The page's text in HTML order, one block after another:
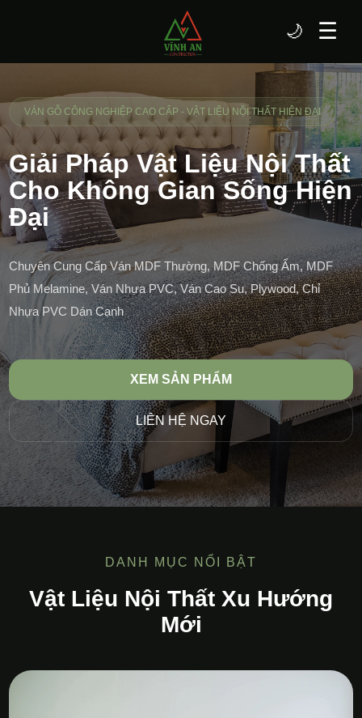
☰
🌙
VÁN GỖ CÔNG NGHIỆP CAO CẤP - VẬT LIỆU NỘI THẤT HIỆN ĐẠI
Giải Pháp Vật Liệu Nội Thất
Cho Không Gian Sống Hiện
Đại
Chuyên Cung Cấp Ván MDF Thường, MDF Chống Ẩm, MDF
Phủ Melamine, Ván Nhựa PVC, Ván Cao Su, Plywood, Chỉ
Nhựa PVC Dán Cạnh
XEM SẢN PHẨM
LIÊN HỆ NGAY
DANH MỤC NỔI BẬT
Vật Liệu Nội Thất Xu Hướng
Mới